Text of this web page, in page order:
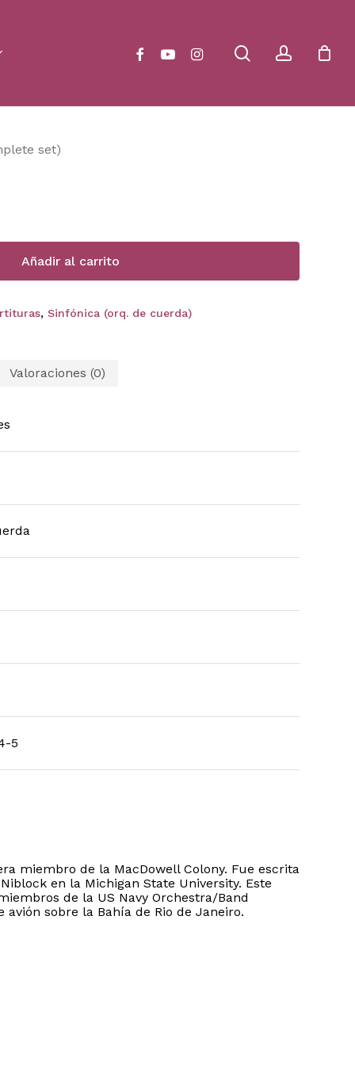
searchaccount
facebookyoutubeinstagram Cart
set)
Añadir al carrito
, Sinfónica (orq. de cuerda)
Valoraciones (0)
5
miembro de la MacDowell Colony. Fue escrita
en la Michigan State University. Este
de la US Navy Orchestra/Band
sobre la Bahía de Rio de Janeiro.